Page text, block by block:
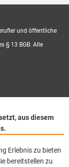
und öffentliche
§ 13 BGB. Alle
aus diesem
Erlebnis zu bieten
bereitstellen zu